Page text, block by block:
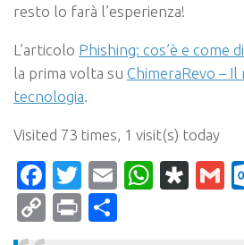
resto lo farà l’esperienza!
L’articolo Phishing: cos’è e come
la prima volta su ChimeraRevo –
tecnologia.
Visited 73 times, 1 visit(s) today
Facebook
Twitter
Email
CopyPrint